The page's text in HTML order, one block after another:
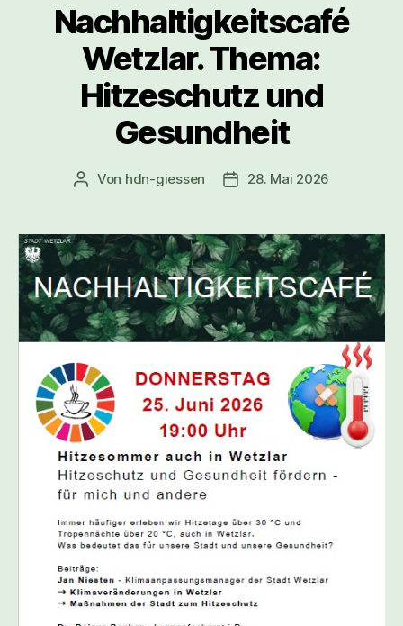
Nachhaltigkeitscafé
Wetzlar. Thema:
Hitzeschutz und
Gesundheit
Von hdn-giessen 28. Mai 2026